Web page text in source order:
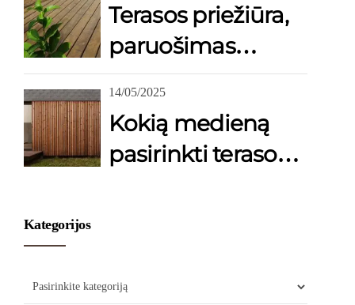
Terasos priežiūra,
paruošimas
dažymui,
alyvavimui?
14/05/2025
Kokią medieną
pasirinkti terasos
Kategorijos